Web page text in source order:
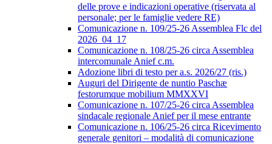
delle prove e indicazioni operative (riservata al
personale; per le famiglie vedere RE)
Comunicazione n. 109/25-26 Assemblea Flc del
2026_04_17
Comunicazione n. 108/25-26 circa Assemblea
intercomunale Anief c.m.
Adozione libri di testo per a.s. 2026/27 (ris.)
Auguri del Dirigente de nuntio Paschæ
festorumque mobilium MMXXVI
Comunicazione n. 107/25-26 circa Assemblea
sindacale regionale Anief per il mese entrante
Comunicazione n. 106/25-26 circa Ricevimento
generale genitori – modalità di comunicazione